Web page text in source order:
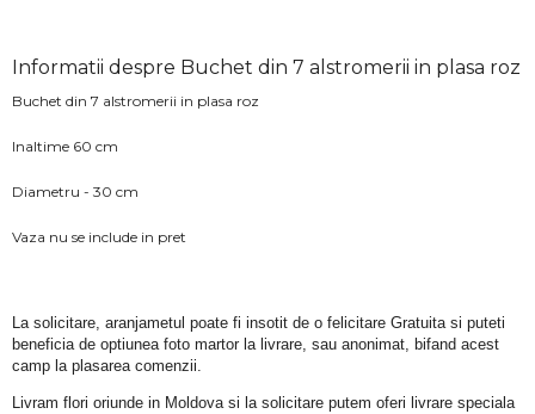
Informatii despre Buchet din 7 alstromerii in plasa roz
Buchet din 7 alstromerii in plasa roz
Inaltime 60 cm
Diametru - 30 cm
Vaza nu se include in pret
La solicitare, aranjametul poate fi insotit de o felicitare Gratuita si puteti
beneficia de optiunea foto martor la livrare, sau anonimat, bifand acest
camp la plasarea comenzii.
Livram flori oriunde in Moldova si la solicitare putem oferi livrare speciala